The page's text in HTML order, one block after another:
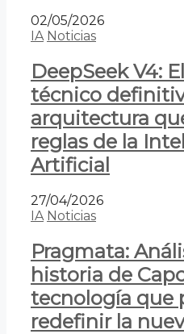
02/05/2026
IA Noticias
DeepSeek V4:
técnico
arquitectura
reglas de la
Artificial
27/04/2026
IA Noticias
Pragmata:
historia de
tecnología que
redefinir la